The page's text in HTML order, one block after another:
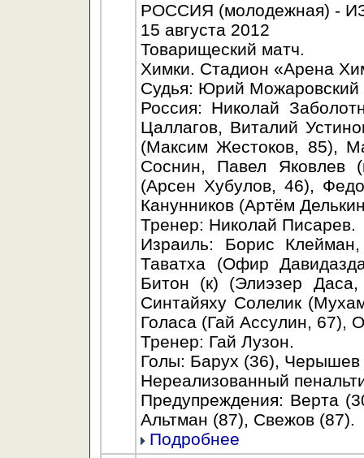
РОССИЯ (молодежная) -
15 августа 2012
Товарищеский матч.
Химки. Стадион «Арена
Судья: Юрий Можаровский
Россия: Николай
Цаллагов, Виталий
(Максим Жестоков, 85),
Соснин, Павел
(Арсен Хубулов, 46),
Канунников (Артём
Тренер: Николай Писарев.
Израиль: Борис
Таватха (Офир
Битон (к) (Элиэзер
Синтайяху Солелик
Голаса (Гай Ассулин, 67),
Тренер: Гай Лузон.
Голы: Барух (36),
Нереализованный
Предупреждения: Верта
Альтман (87), Свежов (87).
Подробнее